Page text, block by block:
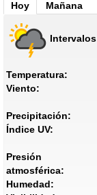
Hoy Mañana
Temperatura:
Viento:
Precipitación:
Índice UV:
Presión
atmosférica:
Humedad: